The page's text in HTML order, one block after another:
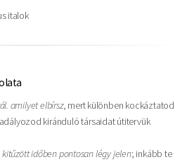
italok
amilyet elbírsz, mert különben kockáztatod
kiránduló társaidat útitervük
kitűzött időben pontosan légy jelen; inkább te